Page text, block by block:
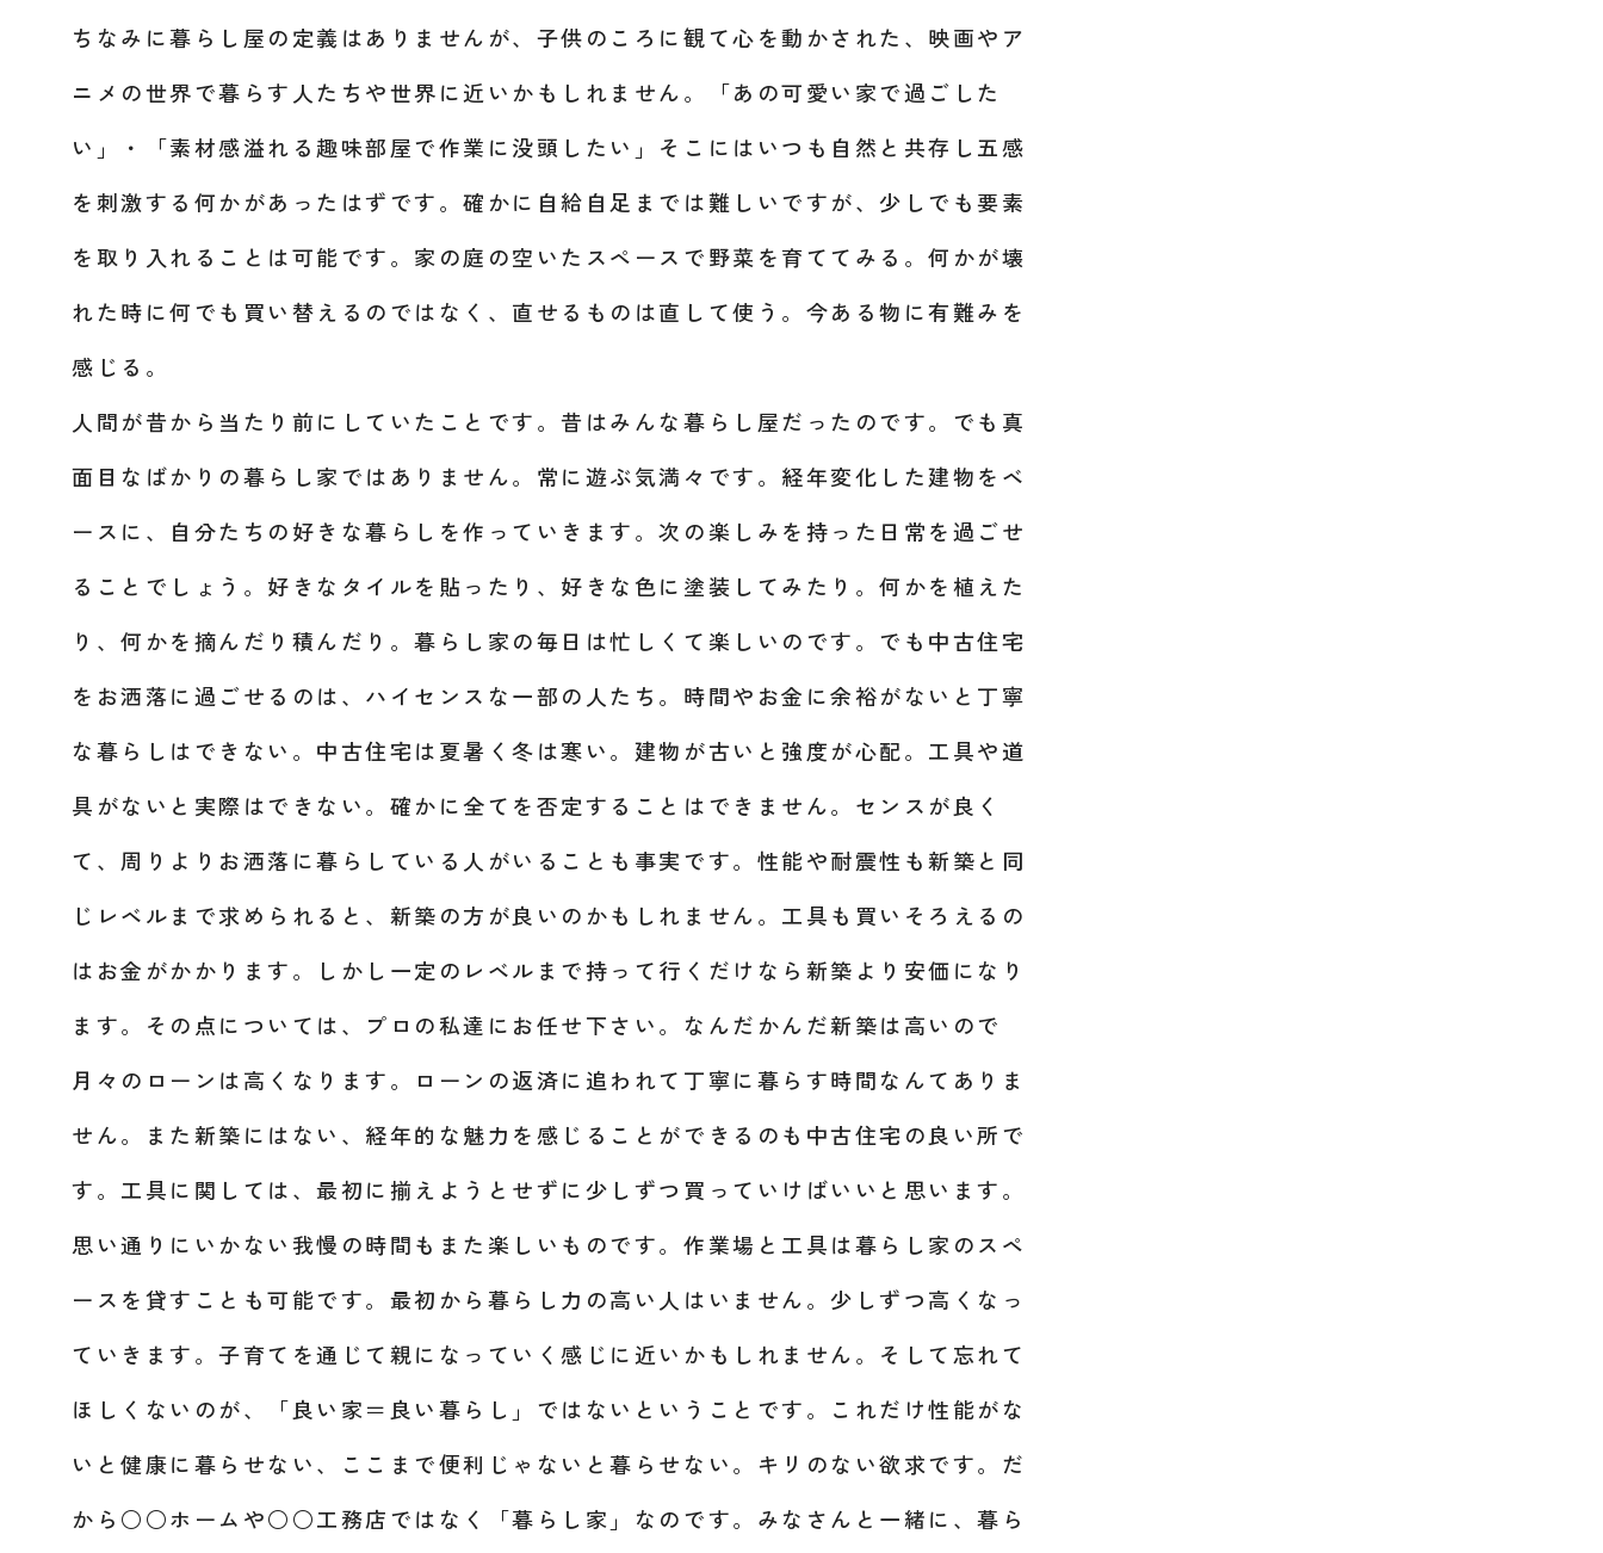
ちなみに暮らし屋の定義はありませんが、子供のころに観て心を動かされた、映画やア
ニメの世界で暮らす人たちや世界に近いかもしれません。「あの可愛い家で過ごした
い」・「素材感溢れる趣味部屋で作業に没頭したい」そこにはいつも自然と共存し五感
を刺激する何かがあったはずです。確かに自給自足までは難しいですが、少しでも要素
を取り入れることは可能です。家の庭の空いたスペースで野菜を育ててみる。何かが壊
れた時に何でも買い替えるのではなく、直せるものは直して使う。今ある物に有難みを
感じる。
人間が昔から当たり前にしていたことです。昔はみんな暮らし屋だったのです。でも真
面目なばかりの暮らし家ではありません。常に遊ぶ気満々です。経年変化した建物をベ
ースに、自分たちの好きな暮らしを作っていきます。次の楽しみを持った日常を過ごせ
ることでしょう。好きなタイルを貼ったり、好きな色に塗装してみたり。何かを植えた
り、何かを摘んだり積んだり。暮らし家の毎日は忙しくて楽しいのです。でも中古住宅
をお洒落に過ごせるのは、ハイセンスな一部の人たち。時間やお金に余裕がないと丁寧
な暮らしはできない。中古住宅は夏暑く冬は寒い。建物が古いと強度が心配。工具や道
具がないと実際はできない。確かに全てを否定することはできません。センスが良く
て、周りよりお洒落に暮らしている人がいることも事実です。性能や耐震性も新築と同
じレベルまで求められると、新築の方が良いのかもしれません。工具も買いそろえるの
はお金がかかります。しかし一定のレベルまで持って行くだけなら新築より安価になり
ます。その点については、プロの私達にお任せ下さい。なんだかんだ新築は高いので
月々のローンは高くなります。ローンの返済に追われて丁寧に暮らす時間なんてありま
せん。また新築にはない、経年的な魅力を感じることができるのも中古住宅の良い所で
す。工具に関しては、最初に揃えようとせずに少しずつ買っていけばいいと思います。
思い通りにいかない我慢の時間もまた楽しいものです。作業場と工具は暮らし家のスペ
ースを貸すことも可能です。最初から暮らし力の高い人はいません。少しずつ高くなっ
ていきます。子育てを通じて親になっていく感じに近いかもしれません。そして忘れて
ほしくないのが、「良い家＝良い暮らし」ではないということです。これだけ性能がな
いと健康に暮らせない、ここまで便利じゃないと暮らせない。キリのない欲求です。だ
から○○ホームや○○工務店ではなく「暮らし家」なのです。みなさんと一緒に、暮ら